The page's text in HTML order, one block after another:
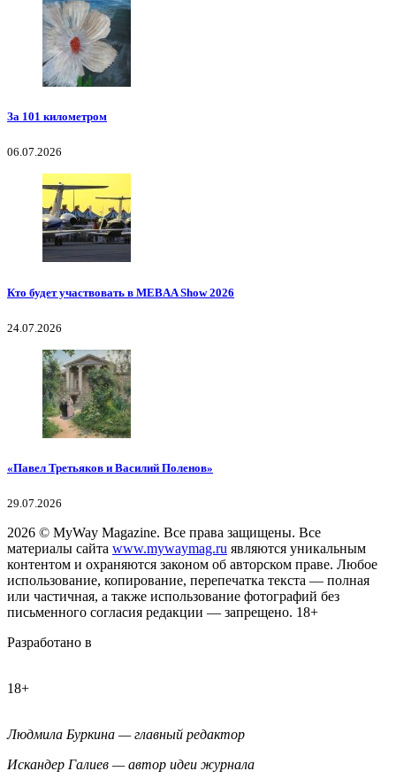
За 101 километром
06.07.2026
Кто будет участвовать в MEBAA Show 2026
24.07.2026
«Павел Третьяков и Василий Поленов»
29.07.2026
2026 © MyWay Magazine. Все права защищены. Все
материалы сайта www.mywaymag.ru являются уникальным
контентом и охраняются законом об авторском праве. Любое
использование, копирование, перепечатка текста — полная
или частичная, а также использование фотографий без
письменного согласия редакции — запрещено. 18+
Разработано в
18+
Людмила Буркина — главный редактор
Искандер Галиев — автор идеи журнала